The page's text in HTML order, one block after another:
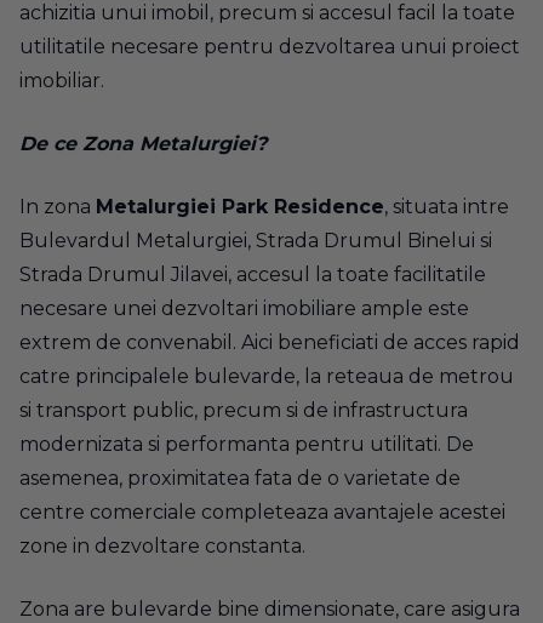
achizitia unui imobil, precum si accesul facil la toate
utilitatile necesare pentru dezvoltarea unui proiect
imobiliar.
De ce Zona Metalurgiei?
In zona Metalurgiei Park Residence, situata intre
Bulevardul Metalurgiei, Strada Drumul Binelui si
Strada Drumul Jilavei, accesul la toate facilitatile
necesare unei dezvoltari imobiliare ample este
extrem de convenabil. Aici beneficiati de acces rapid
catre principalele bulevarde, la reteaua de metrou
si transport public, precum si de infrastructura
modernizata si performanta pentru utilitati. De
asemenea, proximitatea fata de o varietate de
centre comerciale completeaza avantajele acestei
zone in dezvoltare constanta.
Zona are bulevarde bine dimensionate, care asigura